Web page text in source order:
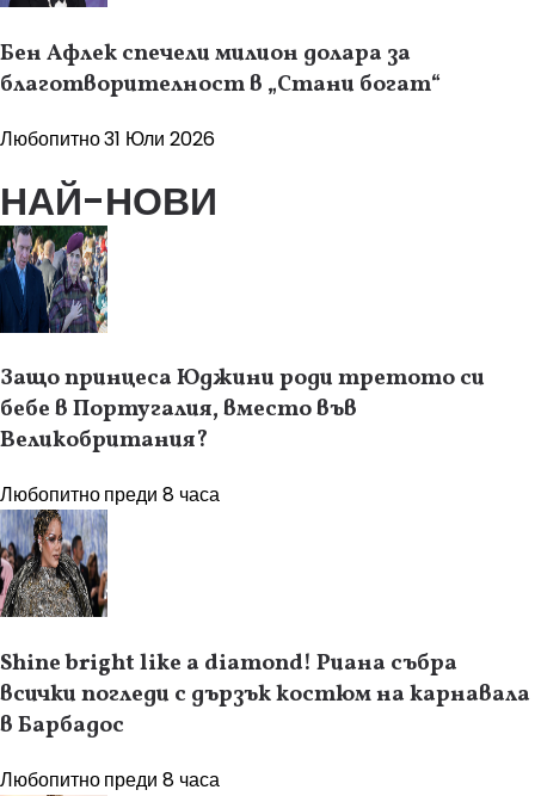
Бен Афлек спечели милион долара за
благотворителност в „Стани богат“
Любопитно31 Юли 2026
НАЙ-НОВИ
Защо принцеса Юджини роди третото си
бебе в Португалия, вместо във
Великобритания?
Любопитнопреди 8 часа
Shine bright like a diamond! Риана събра
всички погледи с дързък костюм на карнавала
в Барбадос
Любопитнопреди 8 часа